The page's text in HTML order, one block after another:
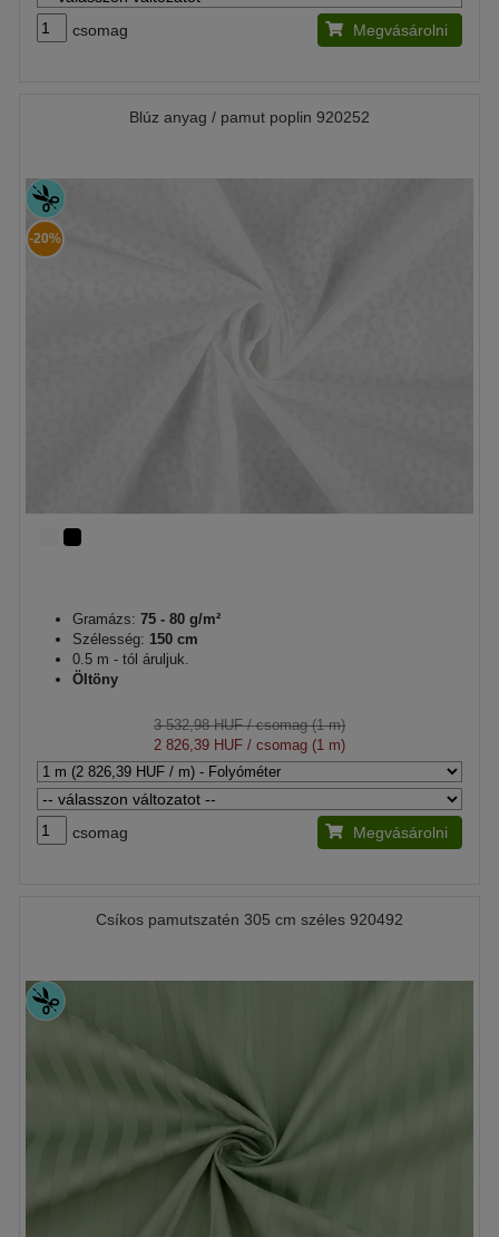
csomag Megvásárolni
Blúz anyag / pamut poplin 920252
-20%
Gramázs: 75 - 80 g/m²
Szélesség: 150 cm
0.5 m - tól áruljuk.
Öltöny
3 532,98 HUF/ csomag (1 m)
2 826,39 HUF / csomag (1 m)
csomag Megvásárolni
Csíkos pamutszatén 305 cm széles 920492